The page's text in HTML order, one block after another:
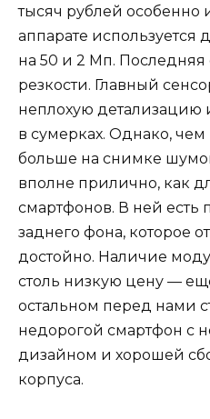
тысяч рублей особенно
аппарате используется
на 50 и 2 Мп. Последняя
резкости. Главный
неплохую детализацию
в сумерках. Однако,
больше на снимке
вполне прилично, как
смартфонов. В ней есть
заднего фона, которое
достойно. Наличие
столь низкую цену —
остальном перед нами
недорогой смартфон с
дизайном и хорошей
корпуса.